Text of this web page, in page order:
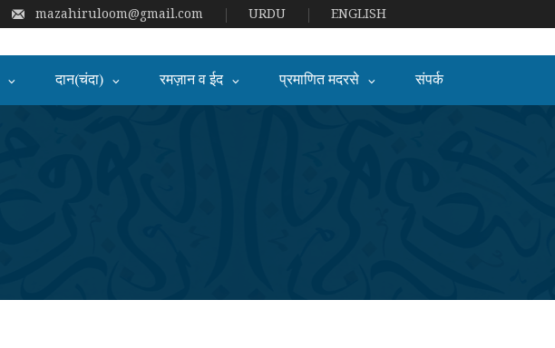
mazahiruloom@gmail.com URDU ENGLISH
दान(चंदा) रमज़ान व ईद प्रमाणित मदरसे संपर्क